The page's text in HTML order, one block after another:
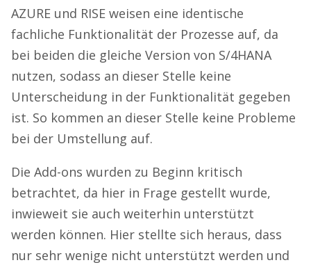
AZURE und RISE weisen eine identische
fachliche Funktionalität der Prozesse auf, da
bei beiden die gleiche Version von S/4HANA
nutzen, sodass an dieser Stelle keine
Unterscheidung in der Funktionalität gegeben
ist. So kommen an dieser Stelle keine Probleme
bei der Umstellung auf.
Die Add-ons wurden zu Beginn kritisch
betrachtet, da hier in Frage gestellt wurde,
inwieweit sie auch weiterhin unterstützt
werden können. Hier stellte sich heraus, dass
nur sehr wenige nicht unterstützt werden und